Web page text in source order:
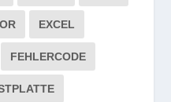
EXCEL
FEHLERCODE